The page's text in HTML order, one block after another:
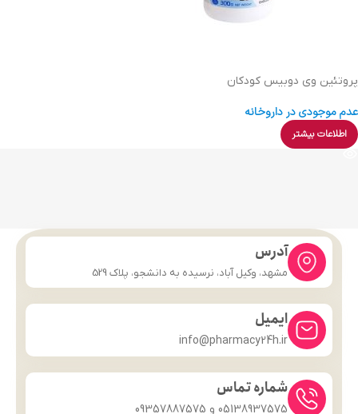
پروتئین وی دوبیس کودکان
عدم موجودی در داروخانه
اطلاعات بیشتر
آدرس
مشهد، وکیل آباد، نرسیده به دانشجو، پلاک 529
ایمیل
info@pharmacy24h.ir
شماره تماس
05138937575 و 09357887575